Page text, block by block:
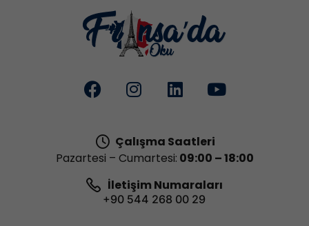
Çalışma Saatleri
Pazartesi – Cumartesi: 09:00 – 18:00
İletişim Numaraları
+90 544 268 00 29